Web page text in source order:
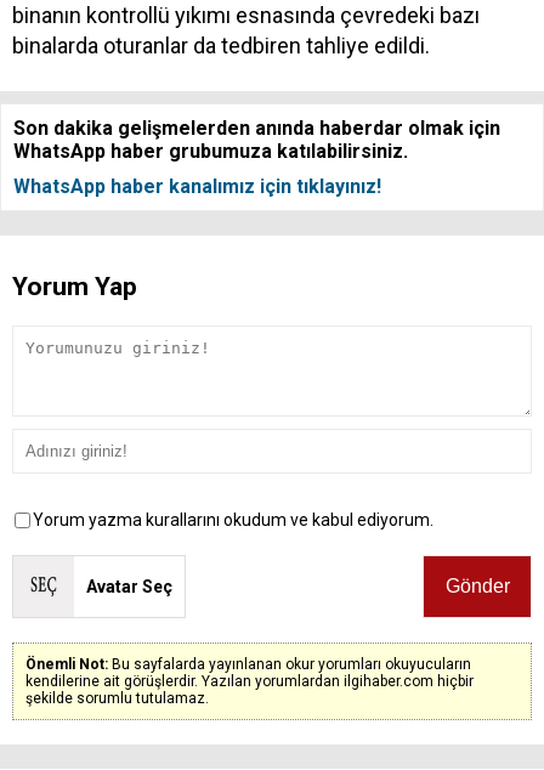
binanın kontrollü yıkımı esnasında çevredeki bazı
binalarda oturanlar da tedbiren tahliye edildi.
Son dakika gelişmelerden anında haberdar olmak için
WhatsApp haber grubumuza katılabilirsiniz.
WhatsApp haber kanalımız için tıklayınız!
Yorum Yap
Yorum yazma kurallarını okudum ve kabul ediyorum.
Avatar Seç
Önemli Not: Bu sayfalarda yayınlanan okur yorumları okuyucuların
kendilerine ait görüşlerdir. Yazılan yorumlardan ilgihaber.com hiçbir
şekilde sorumlu tutulamaz.